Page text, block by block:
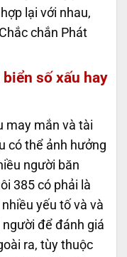
lại với nhau,
chắn Phát
số xấu hay
may mắn và tài
có thể ảnh hưởng
người băn
385 có phải là
yếu tố và và
để đánh giá
ra, tùy thuộc